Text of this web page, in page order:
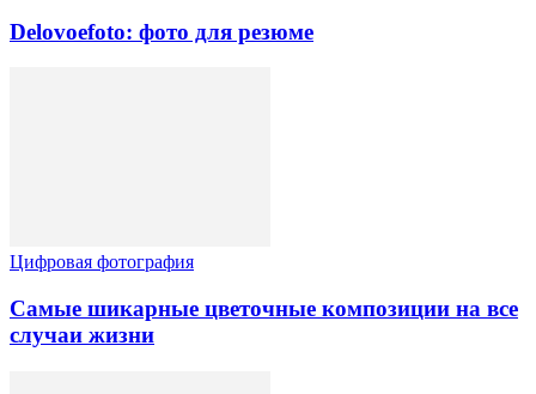
Delovoefoto: фото для резюме
Цифровая фотография
Самые шикарные цветочные композиции на все
случаи жизни